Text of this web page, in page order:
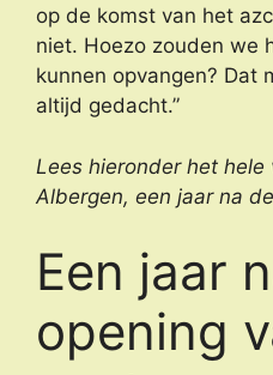
op de komst van het
niet. Hoezo zouden we
kunnen opvangen? Dat
altijd gedacht.”
Lees hieronder het hele
Albergen, een jaar na
Een jaar
opening